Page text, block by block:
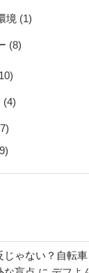
境 (1)
(8)
(4)
ゃない？自転